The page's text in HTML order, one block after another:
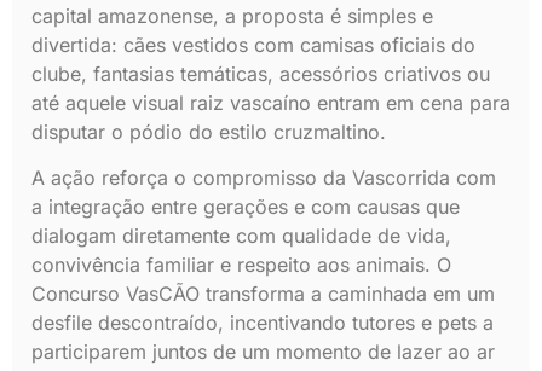
capital amazonense, a proposta é simples e
divertida: cães vestidos com camisas oficiais do
clube, fantasias temáticas, acessórios criativos ou
até aquele visual raiz vascaíno entram em cena para
disputar o pódio do estilo cruzmaltino.
A ação reforça o compromisso da Vascorrida com
a integração entre gerações e com causas que
dialogam diretamente com qualidade de vida,
convivência familiar e respeito aos animais. O
Concurso VasCÃO transforma a caminhada em um
desfile descontraído, incentivando tutores e pets a
participarem juntos de um momento de lazer ao ar